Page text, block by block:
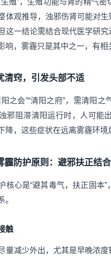
体观推导，浊邪伤肾可能对
这一结论需结合现代医学研
响，雾霾只是其中之一，有相
清窍，引发头部不适
之会”“清阳之府”，需清阳
邪阻滞清阳运行时，人可能
降，这些症状在远离雾霾环
霾防护原则：避邪扶正结合
核心是“避其毒气，扶正固本
。
触
量减少外出，尤其是早晚浓